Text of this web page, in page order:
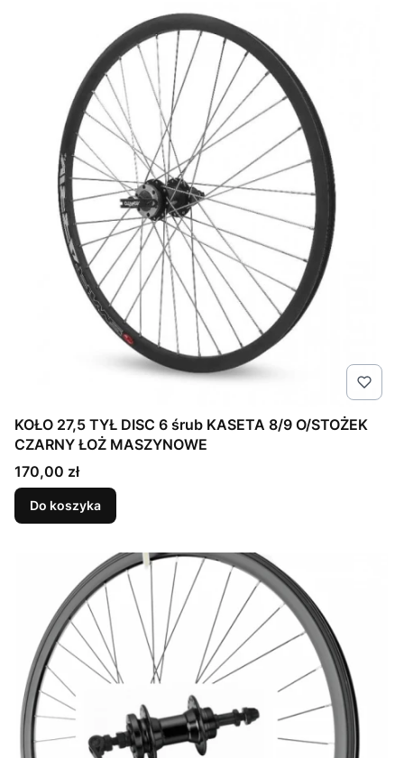
KOŁO 27,5 TYŁ DISC 6 śrub KASETA 8/9 O/STOŻEK
CZARNY ŁOŻ MASZYNOWE
Cena
170,00 zł
Do koszyka